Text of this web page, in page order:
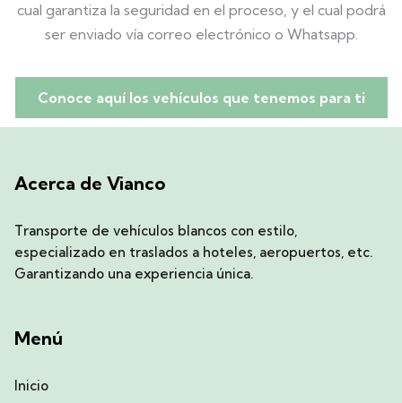
cual garantiza la seguridad en el proceso, y el cual podrá
ser enviado vía correo electrónico o Whatsapp.
Conoce aquí los vehículos que tenemos para ti
Acerca de Vianco
Transporte de vehículos blancos con estilo,
especializado en traslados a hoteles, aeropuertos, etc.
Garantizando una experiencia única.
Menú
Inicio